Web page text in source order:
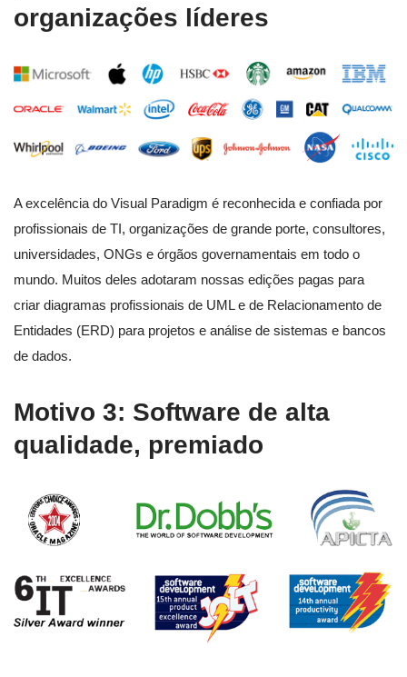
organizações líderes
A excelência do Visual Paradigm é reconhecida e confiada por
profissionais de TI, organizações de grande porte, consultores,
universidades, ONGs e órgãos governamentais em todo o
mundo. Muitos deles adotaram nossas edições pagas para
criar diagramas profissionais de UML e de Relacionamento de
Entidades (ERD) para projetos e análise de sistemas e bancos
de dados.
Motivo 3: Software de alta
qualidade, premiado